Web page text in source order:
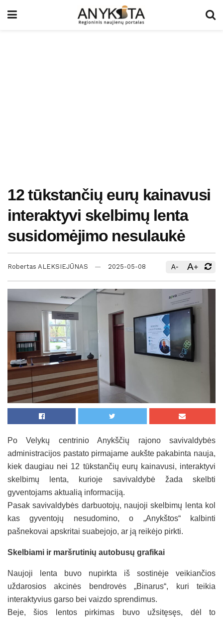
12 tūkstančių eurų kainavusi
interaktyvi skelbimų lenta
susidomėjimo nesulaukė
Robertas ALEKSIEJŪNAS 2025-05-08 A- A+
Po Velykų centrinio Anykščių rajono savivaldybės
administracijos pastato pirmajame aukšte pakabinta nauja,
kiek daugiau nei 12 tūkstančių eurų kainavusi, interaktyvi
skelbimų lenta, kurioje savivaldybė žada skelbti
gyventojams aktualią informaciją.
Pasak savivaldybės darbuotojų, naujoji skelbimų lenta kol
kas gyventojų nesudomino, o „Anykštos“ kalbinti
pašnekovai apskritai suabejojo, ar ją reikėjo pirkti.
Skelbiami ir maršrutinių autobusų grafikai
Naujoji lenta buvo nupirkta iš sostinėje veikiančios
uždarosios akcinės bendrovės „Binarus“, kuri teikia
interaktyvius garso bei vaizdo sprendimus.
Beje, šios lentos pirkimas buvo užsitęsęs, dėl to